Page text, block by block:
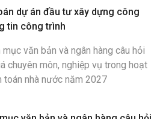
dự án đầu tư xây dựng công
tin công trình